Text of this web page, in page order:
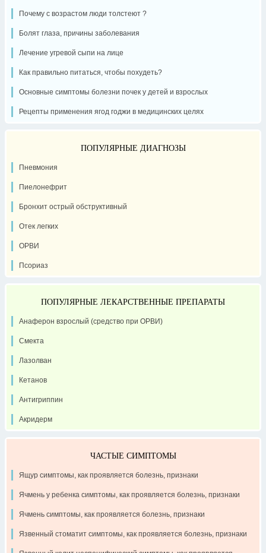
Почему с возрастом люди толстеют ?
Болят глаза, причины заболевания
Лечение угревой сыпи на лице
Как правильно питаться, чтобы похудеть?
Основные симптомы болезни почек у детей и взрослых
Рецепты применения ягод годжи в медицинских целях
ПОПУЛЯРНЫЕ ДИАГНОЗЫ
Пневмония
Пиелонефрит
Бронхит острый обструктивный
Отек легких
ОРВИ
Псориаз
ПОПУЛЯРНЫЕ ЛЕКАРСТВЕННЫЕ ПРЕПАРАТЫ
Анаферон взрослый (средство при ОРВИ)
Смекта
Лазолван
Кетанов
Антигриппин
Акридерм
ЧАСТЫЕ СИМПТОМЫ
Ящур симптомы, как проявляется болезнь, признаки
Ячмень у ребенка симптомы, как проявляется болезнь, признаки
Ячмень симптомы, как проявляется болезнь, признаки
Язвенный стоматит симптомы, как проявляется болезнь, признаки